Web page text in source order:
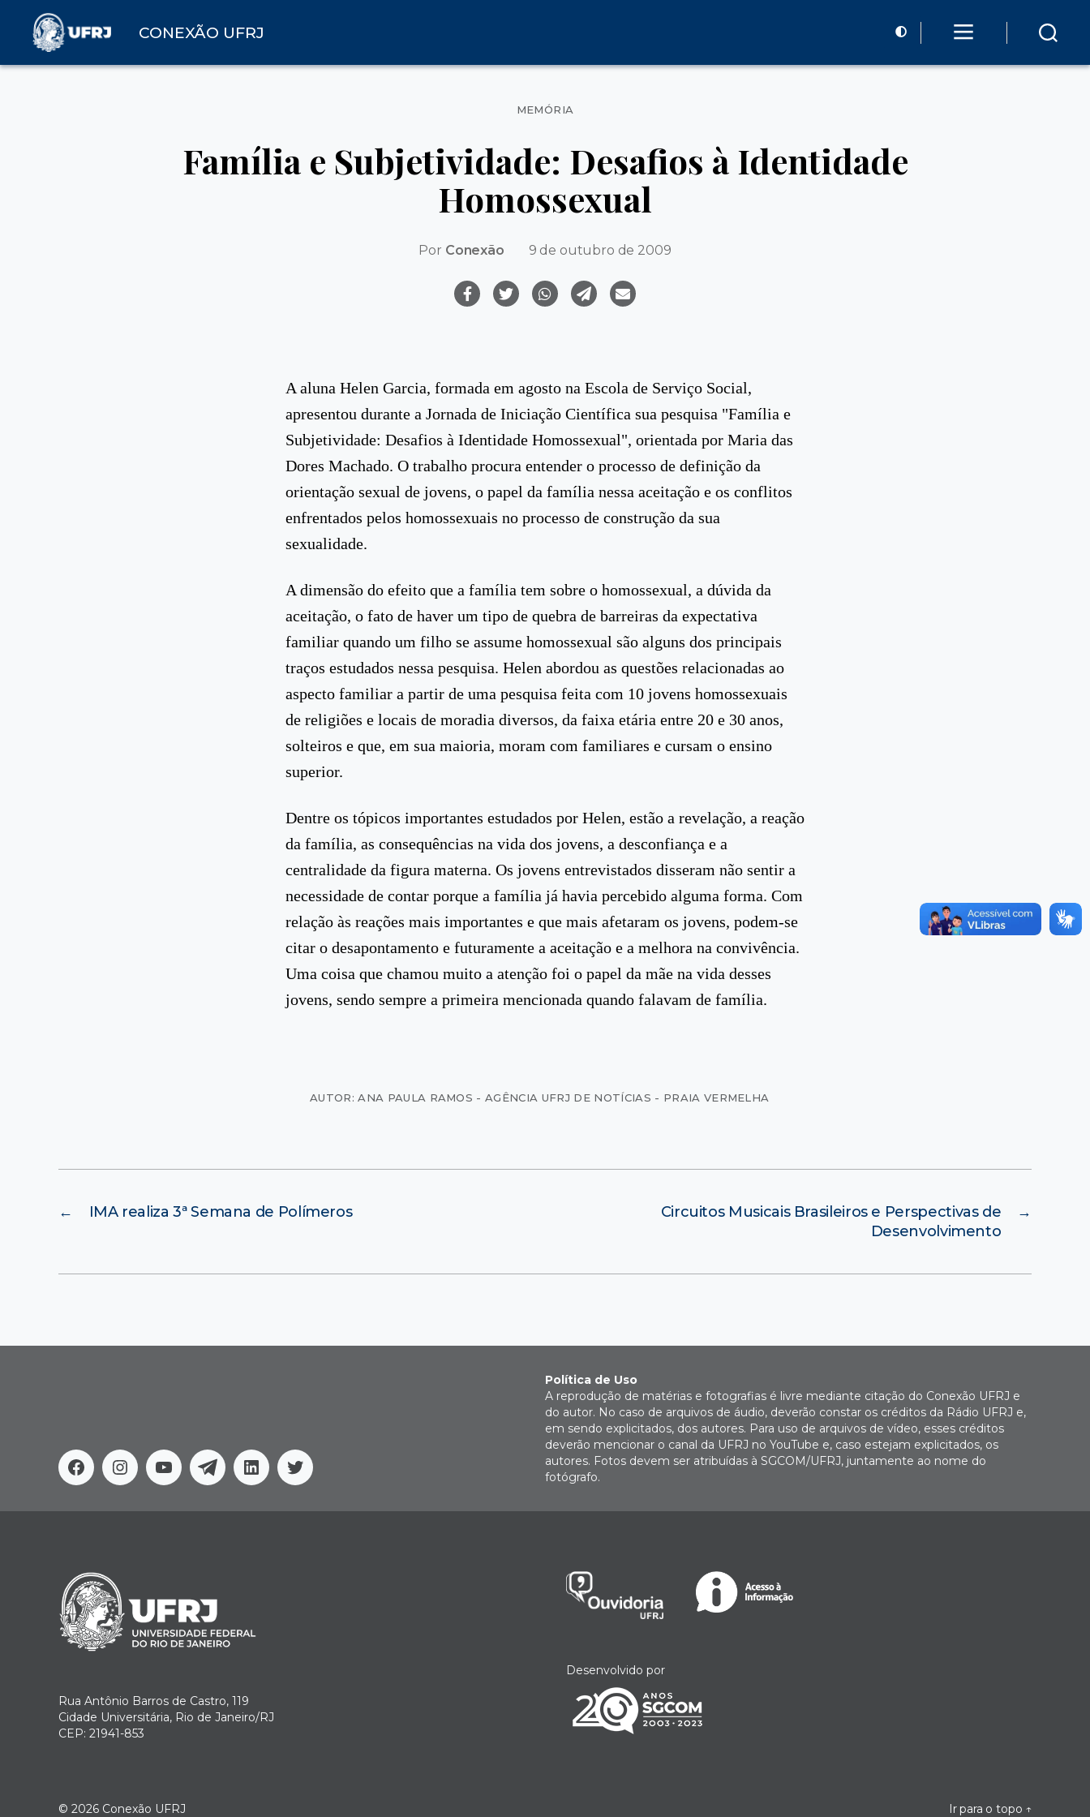
CONEXÃO UFRJ
Categorias
MEMÓRIA
Família e Subjetividade: Desafios à Identidade
Homossexual
Por Conexão 9 de outubro de 2009
A aluna Helen Garcia, formada em agosto na Escola de Serviço Social,
apresentou durante a Jornada de Iniciação Científica sua pesquisa "Família e
Subjetividade: Desafios à Identidade Homossexual", orientada por Maria das
Dores Machado. O trabalho procura entender o processo de definição da
orientação sexual de jovens, o papel da família nessa aceitação e os conflitos
enfrentados pelos homossexuais no processo de construção da sua
sexualidade.
A dimensão do efeito que a família tem sobre o homossexual, a dúvida da
aceitação, o fato de haver um tipo de quebra de barreiras da expectativa
familiar quando um filho se assume homossexual são alguns dos principais
traços estudados nessa pesquisa. Helen abordou as questões relacionadas ao
aspecto familiar a partir de uma pesquisa feita com 10 jovens homossexuais
de religiões e locais de moradia diversos, da faixa etária entre 20 e 30 anos,
solteiros e que, em sua maioria, moram com familiares e cursam o ensino
superior.
Dentre os tópicos importantes estudados por Helen, estão a revelação, a reação
da família, as consequências na vida dos jovens, a desconfiança e a
centralidade da figura materna. Os jovens entrevistados disseram não sentir a
necessidade de contar porque a família já havia percebido alguma forma. Com
relação às reações mais importantes e que mais afetaram os jovens, podem-se
citar o desapontamento e futuramente a aceitação e a melhora na convivência.
Uma coisa que chamou muito a atenção foi o papel da mãe na vida desses
jovens, sendo sempre a primeira mencionada quando falavam de família.
AUTOR: ANA PAULA RAMOS - AGÊNCIA UFRJ DE NOTÍCIAS - PRAIA VERMELHA
← IMA realiza 3ª Semana de Polímeros →
Circuitos Musicais Brasileiros e Perspectivas de
Desenvolvimento
FacebookInstagram
YoutubeTelegramLinkedinTwitter
Política de Uso
A reprodução de matérias e fotografias é livre mediante citação do Conexão UFRJ e
do autor. No caso de arquivos de áudio, deverão constar os créditos da Rádio UFRJ e,
em sendo explicitados, dos autores. Para uso de arquivos de vídeo, esses créditos
deverão mencionar o canal da UFRJ no YouTube e, caso estejam explicitados, os
autores. Fotos devem ser atribuídas à SGCOM/UFRJ, juntamente ao nome do
fotógrafo.
Rua Antônio Barros de Castro, 119
Cidade Universitária, Rio de Janeiro/RJ
CEP: 21941-853
Desenvolvido por
© 2026 Conexão UFRJ Ir para o topo ↑